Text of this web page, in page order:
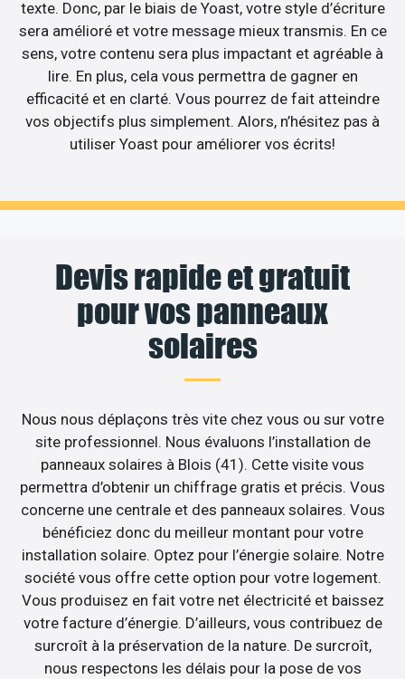
texte. Donc, par le biais de Yoast, votre style d’écriture
sera amélioré et votre message mieux transmis. En ce
sens, votre contenu sera plus impactant et agréable à
lire. En plus, cela vous permettra de gagner en
efficacité et en clarté. Vous pourrez de fait atteindre
vos objectifs plus simplement. Alors, n’hésitez pas à
utiliser Yoast pour améliorer vos écrits!
Devis rapide et gratuit
pour vos panneaux
solaires
Nous nous déplaçons très vite chez vous ou sur votre
site professionnel. Nous évaluons l’installation de
panneaux solaires à Blois (41). Cette visite vous
permettra d’obtenir un chiffrage gratis et précis. Vous
concerne une centrale et des panneaux solaires. Vous
bénéficiez donc du meilleur montant pour votre
installation solaire. Optez pour l’énergie solaire. Notre
société vous offre cette option pour votre logement.
Vous produisez en fait votre net électricité et baissez
votre facture d’énergie. D’ailleurs, vous contribuez de
surcroît à la préservation de la nature. De surcroît,
nous respectons les délais pour la pose de vos